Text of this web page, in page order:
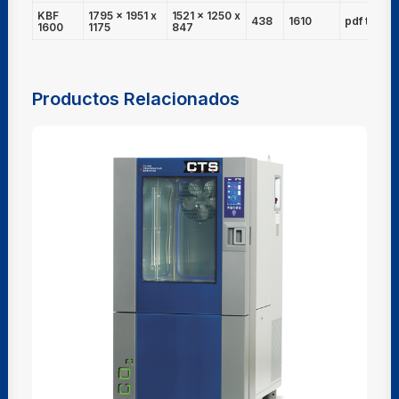
KBF
1600
1795 x 1951 x
1175
1521 x 1250 x
847
438 1610 pdf
Productos Relacionados